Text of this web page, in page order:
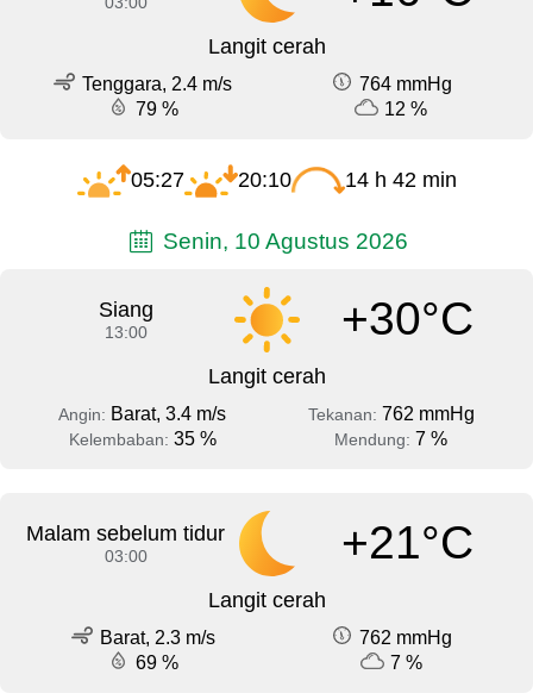
Langit cerah
Tenggara, 2.4 m/s
764 mmHg
79 %
12 %
05:27 20:10 14 h 42 min
Senin, 10 Agustus 2026
Siang
13:00 +30°C
Langit cerah
Angin: Barat, 3.4 m/s Tekanan: 762 mmHg
Kelembaban: 35 % Mendung: 7 %
Malam sebelum tidur
03:00 +21°C
Langit cerah
Barat, 2.3 m/s
762 mmHg
69 %
7 %